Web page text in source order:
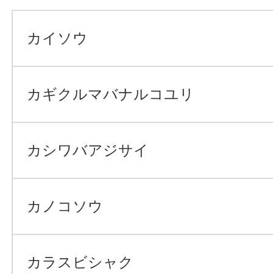
カイソウ
カギクルマバナルコユリ
カシワバアジサイ
カノコソウ
カラスビシャク